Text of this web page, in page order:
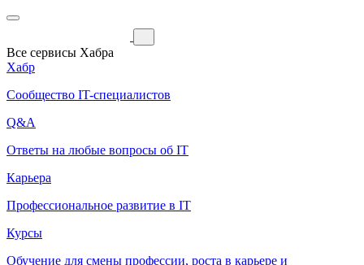
Все сервисы Хабра
Хабр
Сообщество IT-специалистов
Q&A
Ответы на любые вопросы об IT
Карьера
Профессиональное развитие в IT
Курсы
Обучение для смены профессии, роста в карьере и